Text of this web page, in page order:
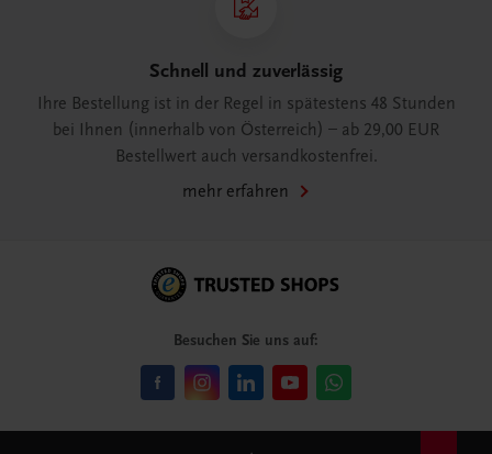
Schnell und zuverlässig
Ihre Bestellung ist in der Regel in spätestens 48 Stunden
bei Ihnen (innerhalb von Österreich) – ab 29,00 EUR
Bestellwert auch versandkostenfrei.
mehr erfahren
Besuchen Sie uns auf: